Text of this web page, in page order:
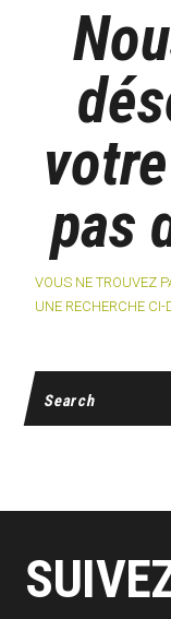
pas
VOUS NE TROUVEZ
UNE RECHERCHE